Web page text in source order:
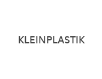
KLEINPLASTIK